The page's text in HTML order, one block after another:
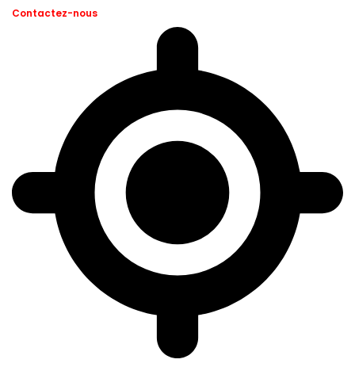
Contactez-nous